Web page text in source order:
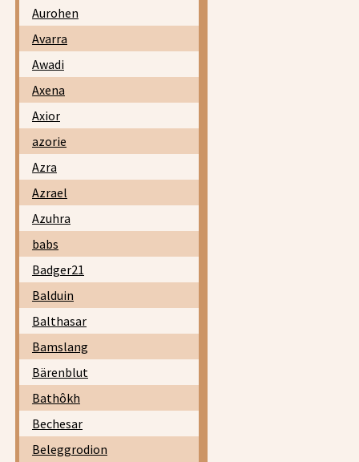
Aurohen
Avarra
Awadi
Axena
Axior
azorie
Azra
Azrael
Azuhra
babs
Badger21
Balduin
Balthasar
Bamslang
Bärenblut
Bathôkh
Bechesar
Beleggrodion